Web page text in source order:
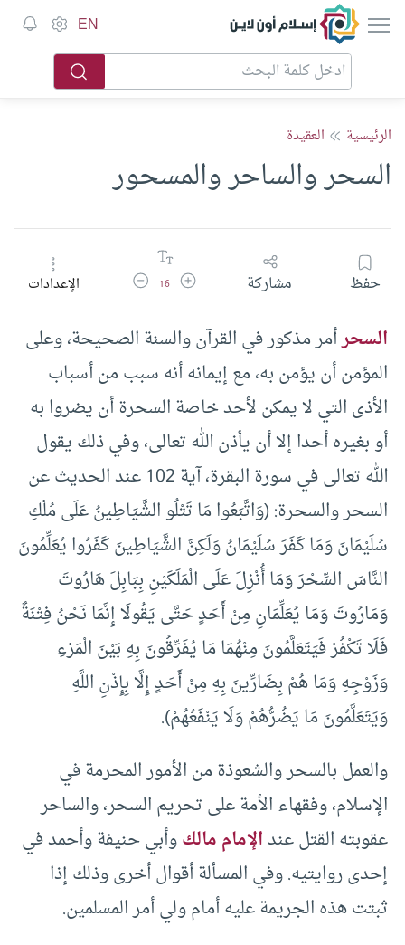
إسلام أون لاين EN
الرئيسية العقيدة
السحر والساحر والمسحور
حفظ مشاركة زيادة حجم الخط
16 تقليل حجم الخطالإعدادات
السحرأمر مذكور في القرآن والسنة الصحيحة، وعلى
المؤمن أن يؤمن به، مع إيمانه أنه سبب من أسباب
الأذى التي لا يمكن لأحد خاصة السحرة أن يضروا به
أو بغيره أحدا إلا أن يأذن الله تعالى، وفي ذلك يقول
الله تعالى في سورة البقرة، آية 102 عند الحديث عن
السحر والسحرة: (وَاتَّبَعُوا مَا تَتْلُو الشَّيَاطِينُ عَلَى مُلْكِ
سُلَيْمَانَ وَمَا كَفَرَ سُلَيْمَانُ وَلَكِنَّ الشَّيَاطِينَ كَفَرُوا يُعَلِّمُونَ
النَّاسَ السِّحْرَ وَمَا أُنْزِلَ عَلَى الْمَلَكَيْنِ بِبَابِلَ هَارُوتَ
وَمَارُوتَ وَمَا يُعَلِّمَانِ مِنْ أَحَدٍ حَتَّى يَقُولَا إِنَّمَا نَحْنُ فِتْنَةٌ
فَلَا تَكْفُرْ فَيَتَعَلَّمُونَ مِنْهُمَا مَا يُفَرِّقُونَ بِهِ بَيْنَ الْمَرْءِ
وَزَوْجِهِ وَمَا هُمْ بِضَارِّينَ بِهِ مِنْ أَحَدٍ إِلَّا بِإِذْنِ اللَّهِ
وَيَتَعَلَّمُونَ مَا يَضُرُّهُمْ وَلَا يَنْفَعُهُمْ).
والعمل بالسحر والشعوذة من الأمور المحرمة في
الإسلام، وفقهاء الأمة على تحريم السحر، والساحر
عقوبته القتل عندالإمام مالكوأبي حنيفة وأحمد في
إحدى روايتيه. وفي المسألة أقوال أخرى وذلك إذا
ثبتت هذه الجريمة عليه أمام ولي أمر المسلمين.